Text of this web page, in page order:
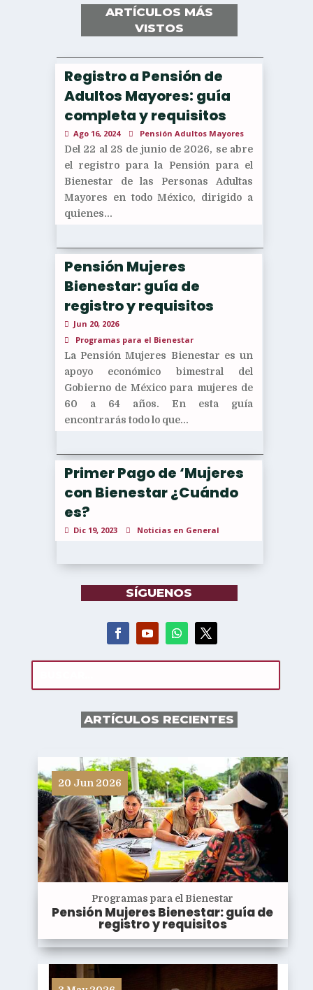
ARTÍCULOS MÁS
VISTOS
Registro a Pensión de
Adultos Mayores: guía
completa y requisitos
Ago 16, 2024 Pensión Adultos Mayores
Del 22 al 28 de junio de 2026, se abre
el registro para la Pensión para el
Bienestar de las Personas Adultas
Mayores en todo México, dirigido a
quienes...
Pensión Mujeres
Bienestar: guía de
registro y requisitos
Jun 20, 2026
Programas para el Bienestar
La Pensión Mujeres Bienestar es un
apoyo económico bimestral del
Gobierno de México para mujeres de
60 a 64 años. En esta guía
encontrarás todo lo que...
Primer Pago de ‘Mujeres
con Bienestar ¿Cuándo
es?
Dic 19, 2023 Noticias en General
SÍGUENOS
ARTÍCULOS RECIENTES
20 Jun 2026
Programas para el Bienestar
Pensión Mujeres Bienestar: guía de
registro y requisitos